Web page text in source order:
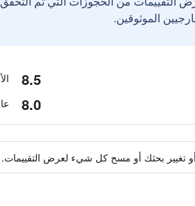
8.5
8.0
تغيير بحثك أو مسح كل شيء لعرض التقييمات.